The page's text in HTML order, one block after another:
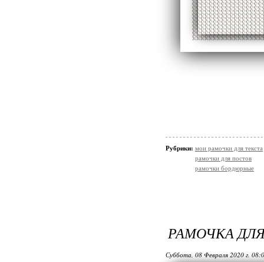
Рубрики: мои рамочки для текста
рамочки для постов
рамочки бордюрные
РАМОЧКА
Суббота, 08 Февраля 2020 г.